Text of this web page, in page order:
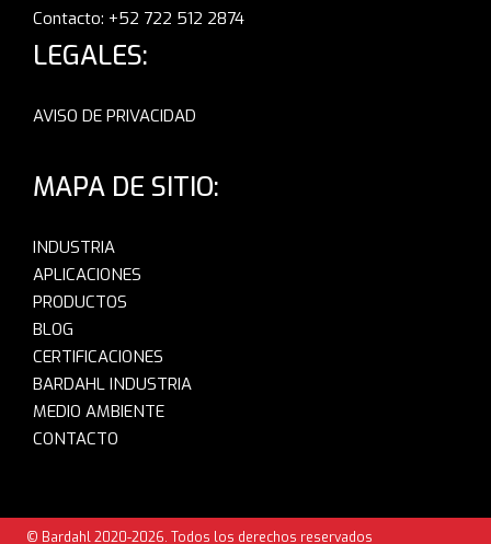
Contacto: +52 722 512 2874
LEGALES:
AVISO DE PRIVACIDAD
MAPA DE SITIO:
INDUSTRIA
APLICACIONES
PRODUCTOS
BLOG
CERTIFICACIONES
BARDAHL INDUSTRIA
MEDIO AMBIENTE
CONTACTO
© Bardahl 2020-2026. Todos los derechos reservados